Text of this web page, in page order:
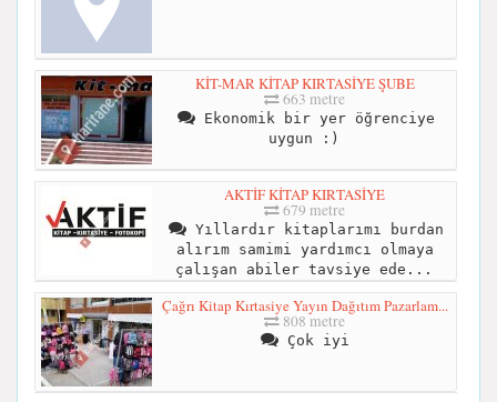
KİT-MAR KİTAP KIRTASİYE ŞUBE
663 metre
Ekonomik bir yer öğrenciye
uygun :)
AKTİF KİTAP KIRTASİYE
679 metre
Yıllardır kitaplarımı burdan
alırım samimi yardımcı olmaya
çalışan abiler tavsiye ede...
Çağrı Kitap Kırtasiye Yayın Dağıtım Pazarlam...
808 metre
Çok iyi